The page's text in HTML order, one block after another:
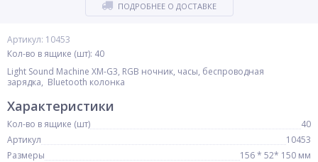
Артикул: 10453
Кол-во в ящике (шт): 40
Light Sound Machine XM-G3, RGB ночник, часы, беспроводная
зарядка, Bluetooth колонка
ПОДРОБНЕЕ О ДОСТАВКЕ
Характеристики
Кол-во в ящике (шт)
40
Артикул
10453
Размеры
156 * 52* 150 мм